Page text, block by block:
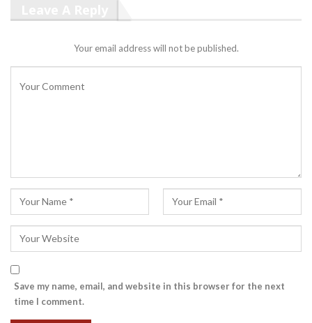
Your email address will not be published.
Save my name, email, and website in this browser for the next
time I comment.